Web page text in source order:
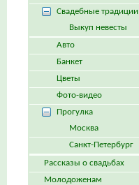
Свадебные традиции
Выкуп невесты
Авто
Банкет
Цветы
Фото-видео
Прогулка
Москва
Санкт-Петербург
Рассказы о свадьбах
Молодоженам